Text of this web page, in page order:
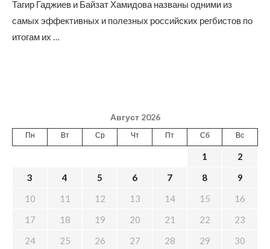
Тагир Гаджиев и Байзат Хамидова названы одними из
самых эффективных и полезных российских регбистов по
итогам их …
Август 2026
Пн Вт Ср Чт Пт Сб Вс
1
2
3
4 5 6 7 8
9
10
11 12 13 14 15
16
17
18 19 20 21 22
23
24
25 26 27 28 29
30